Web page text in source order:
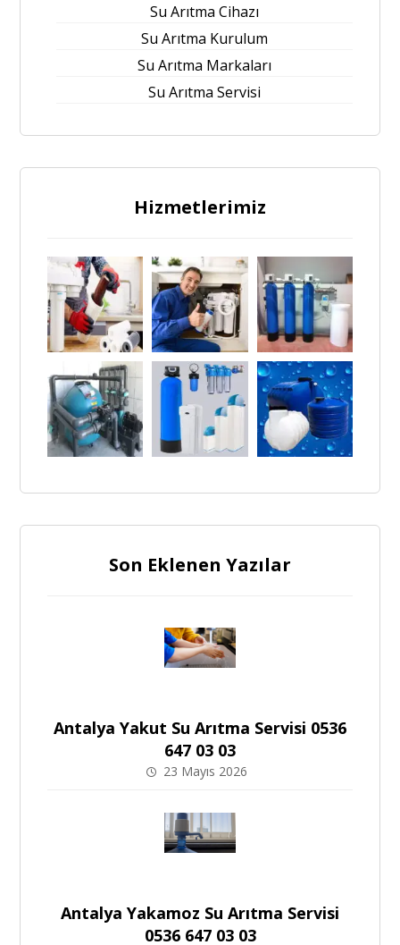
Su Arıtma Cihazı
Su Arıtma Kurulum
Su Arıtma Markaları
Su Arıtma Servisi
Hizmetlerimiz
Son Eklenen Yazılar
Antalya Yakut Su Arıtma Servisi 0536
647 03 03
23 Mayıs 2026
Antalya Yakamoz Su Arıtma Servisi
0536 647 03 03